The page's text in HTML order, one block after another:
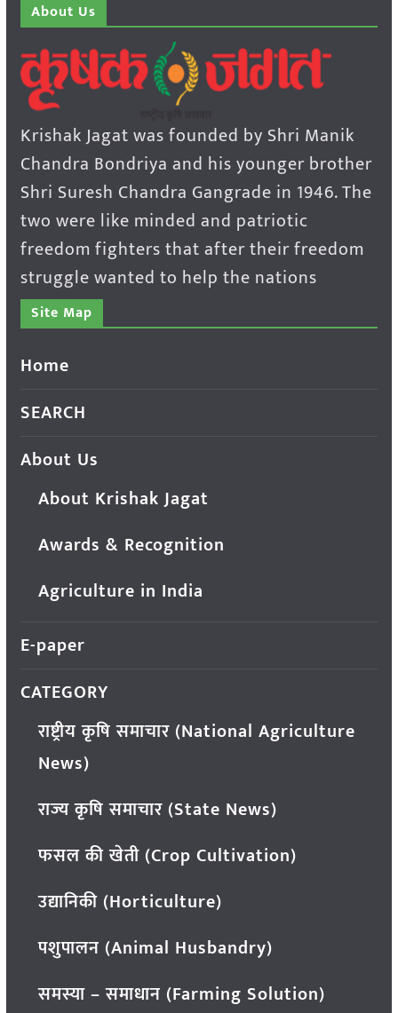
About Us
Krishak Jagat was founded by Shri Manik
Chandra Bondriya and his younger brother
Shri Suresh Chandra Gangrade in 1946. The
two were like minded and patriotic
freedom fighters that after their freedom
struggle wanted to help the nations
Site Map
Home
SEARCH
About Us
About Krishak Jagat
Awards & Recognition
Agriculture in India
E-paper
CATEGORY
राष्ट्रीय कृषि समाचार (National Agriculture
News)
राज्य कृषि समाचार (State News)
फसल की खेती (Crop Cultivation)
उद्यानिकी (Horticulture)
पशुपालन (Animal Husbandry)
समस्या – समाधान (Farming Solution)